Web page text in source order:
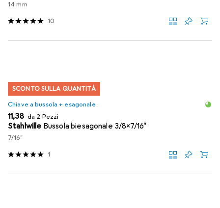
14 mm
10
SCONTO SULLA QUANTITÀ
Chiave a bussola + esagonale
EUR
11,38 da 2 Pezzi
Stahlwille Bussola biesagonale 3/8x7/16"
7/16"
1